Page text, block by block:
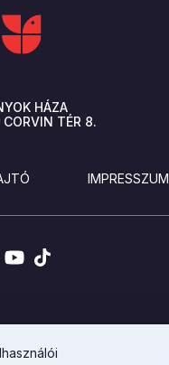
HÁZA
CORVIN TÉR 8.
IMPRESSZUM